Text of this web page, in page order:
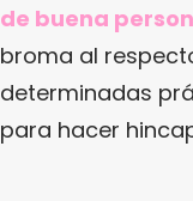
de buena
broma al
determinadas
para hacer